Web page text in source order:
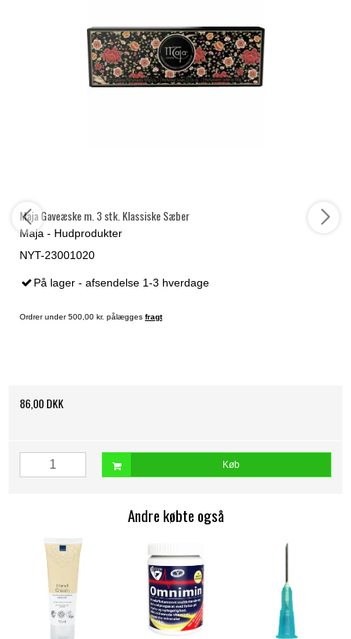
Maja Gaveæske m. 3 stk. Klassiske Sæber
Maja - Hudprodukter
NYT-23001020
På lager - afsendelse 1-3 hverdage
Ordrer under 500,00 kr. pålægges fragt
86,00 DKK
Køb
Andre købte også